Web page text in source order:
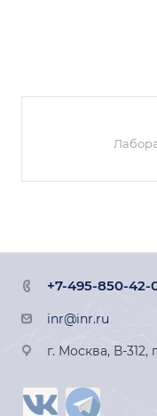
+7-495-850-42-
inr@inr.ru
г. Москва, В-312,